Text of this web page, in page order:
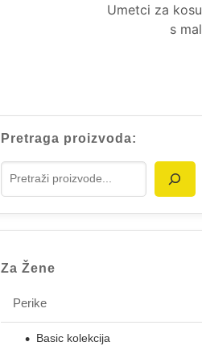
Umetci za
s
Pretraga proizvoda:
Za Žene
Perike
Basic kolekcija